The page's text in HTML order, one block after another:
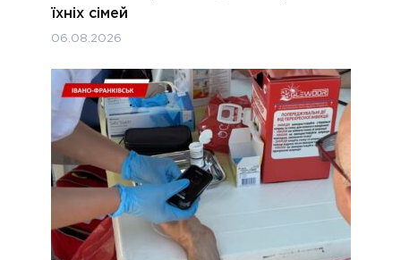
їхніх сімей
06.08.2026